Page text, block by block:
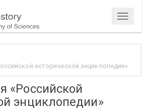
Menu
исторической энциклопедии»
«Российской
энциклопедии»